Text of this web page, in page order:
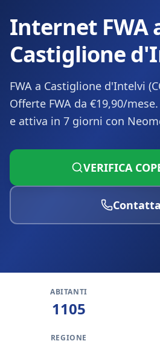
Internet FWA
Castiglione
FWA a Castiglione d'Intelvi
Offerte FWA da €19,90/
e attiva in 7 giorni con
VERIFICA
ABITANTI
1105
REGIONE